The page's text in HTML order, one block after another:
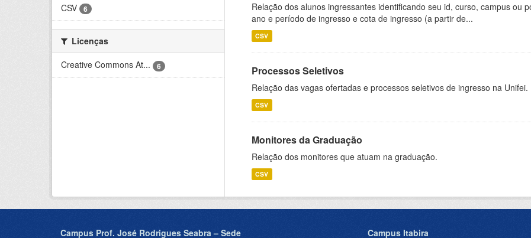
CSV
6
Licenças
Creative Commons At...
6
Relação dos alunos ingressantes identificando seu id, curso, campus ou
ano e período de ingresso e cota de ingresso (a partir de...
CSV
Processos Seletivos
Relação das vagas ofertadas e processos seletivos de ingresso na Unifei.
CSV
Monitores da Graduação
Relação dos monitores que atuam na graduação.
CSV
Campus Prof. José Rodrigues Seabra – Sede Campus Itabira